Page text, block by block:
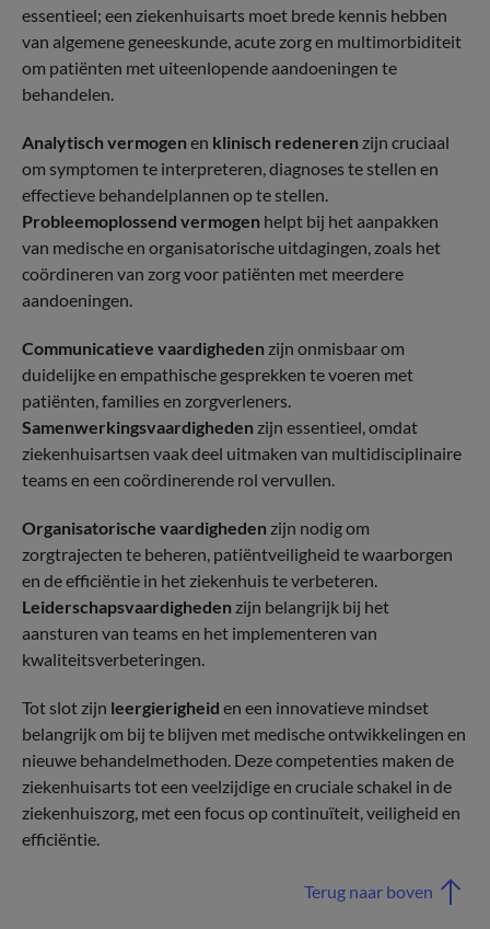
essentieel; een ziekenhuisarts moet brede kennis hebben
van algemene geneeskunde, acute zorg en multimorbiditeit
om patiënten met uiteenlopende aandoeningen te
behandelen.
Analytisch vermogen en klinisch redeneren zijn cruciaal
om symptomen te interpreteren, diagnoses te stellen en
effectieve behandelplannen op te stellen.
Probleemoplossend vermogen helpt bij het aanpakken
van medische en organisatorische uitdagingen, zoals het
coördineren van zorg voor patiënten met meerdere
aandoeningen.
Communicatieve vaardigheden zijn onmisbaar om
duidelijke en empathische gesprekken te voeren met
patiënten, families en zorgverleners.
Samenwerkingsvaardigheden zijn essentieel, omdat
ziekenhuisartsen vaak deel uitmaken van multidisciplinaire
teams en een coördinerende rol vervullen.
Organisatorische vaardigheden zijn nodig om
zorgtrajecten te beheren, patiëntveiligheid te waarborgen
en de efficiëntie in het ziekenhuis te verbeteren.
Leiderschapsvaardigheden zijn belangrijk bij het
aansturen van teams en het implementeren van
kwaliteitsverbeteringen.
Tot slot zijn leergierigheid en een innovatieve mindset
belangrijk om bij te blijven met medische ontwikkelingen en
nieuwe behandelmethoden. Deze competenties maken de
ziekenhuisarts tot een veelzijdige en cruciale schakel in de
ziekenhuiszorg, met een focus op continuïteit, veiligheid en
efficiëntie.
Terug naar boven